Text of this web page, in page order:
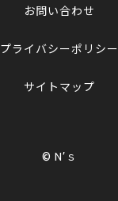
お問い合わせ
プライバシーポリシー
サイトマップ
© N’ｓ